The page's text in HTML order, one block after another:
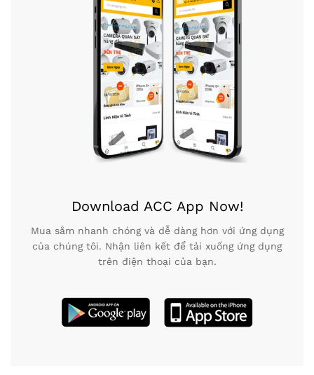
Download ACC App Now!
Mua sắm nhanh chóng và dễ dàng hơn với ứng dụng
của chúng tôi. Nhận liên kết để tải xuống ứng dụng
trên điện thoại của bạn.